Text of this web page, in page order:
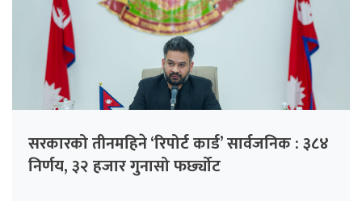
सरकारको तीनमहिने ‘रिपोर्ट कार्ड’ सार्वजनिक : ३८४
निर्णय, ३२ हजार गुनासो फर्छ्योट